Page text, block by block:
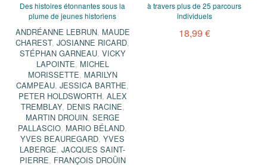
Des histoires étonnantes sous la
plume de jeunes historiens
ANDRÉANNE LEBRUN, MAUDE
CHAREST,JOSIANNE RICARD,
STÉPHAN GARNEAU, VICKY
LAPOINTE, MICHEL
MORISSETTE, MARILYN
CAMPEAU,JESSICA BARTHE,
PETER HOLDSWORTH, ALEX
TREMBLAY, DENIS RACINE,
MARTIN DROUIN, SERGE
PALLASCIO, MARIO BÉLAND,
YVES BEAUREGARD,YVES
LABERGE,JACQUES SAINT-
PIERRE, FRANÇOIS DROÜIN
à travers plus de 25 parcours
individuels
18,99 €